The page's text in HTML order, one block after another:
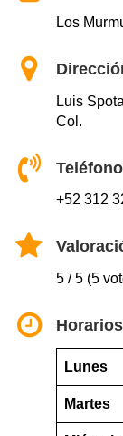
Los
Luis
Col.
Teléfono
+52 312
5 / 5 (5
Horarios
Lunes
Martes